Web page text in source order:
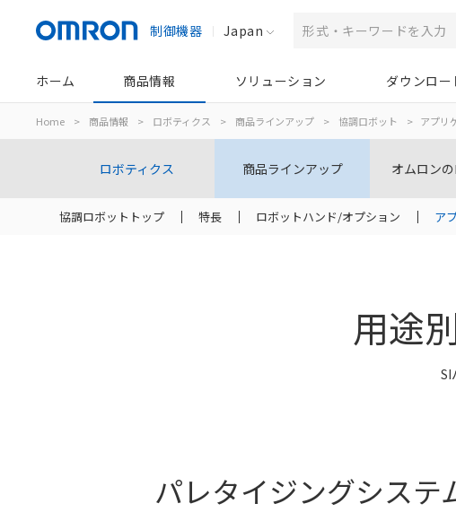
制御機器 Japan
ホーム 商品情報 ソリューション ダウンロー
Home > 商品情報 > ロボティクス > 商品ラインアップ > 協調ロボット > アプリ
ロボティクス 商品ラインアップ オムロン
協調ロボットトップ 特長 ロボットハンド/オプション ア
用途
SI
パレタイジングシステ